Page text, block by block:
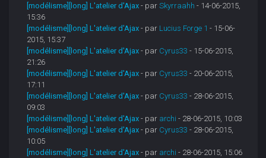
[modélisme][long] L'atelier d'Ajax - parSkyrraahh - 14-06-2015,
15:36
[modélisme][long] L'atelier d'Ajax - par Lucius Forge 1 - 15-06-
2015, 15:37
[modélisme][long] L'atelier d'Ajax - par Cyrus33 - 15-06-2015,
21:26
[modélisme][long] L'atelier d'Ajax - par Cyrus33 - 20-06-2015,
17:11
[modélisme][long] L'atelier d'Ajax - par Cyrus33 - 28-06-2015,
09:03
[modélisme][long] L'atelier d'Ajax - par archi - 28-06-2015, 10:03
[modélisme][long] L'atelier d'Ajax - par Cyrus33 - 28-06-2015,
10:05
[modélisme][long] L'atelier d'Ajax - par archi - 28-06-2015, 15:06